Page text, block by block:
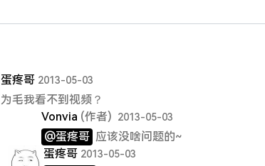
蛋疼哥 2013-05-03
为毛我看不到视频？
Vonvia (作者) 2013-05-03
@蛋疼哥 应该没啥问题的~
蛋疼哥 2013-05-03